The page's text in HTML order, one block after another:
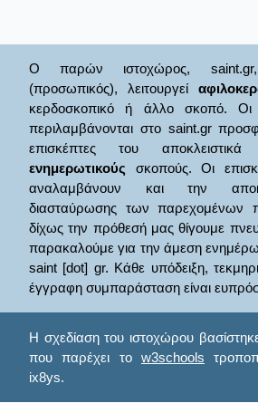
Ο παρών ιστοχώρος, saint.gr,
(προσωπικός), λειτουργεί
κερδοσκοπικό ή άλλο σκοπό. Οι
περιλαμβάνονται στο saint.gr
επισκέπτες του
ενημερωτικούς σκοπούς. Οι
αναλαμβάνουν και την
διασταύρωσης των παρεχομένων
δίχως την πρόθεσή μας θίγουμε
παρακαλούμε για την άμεση
saint [dot] gr. Κάθε υπόδειξη,
έγγραφη συμπαράσταση είναι
Η σχεδίαση του ιστοχώρου
που παρέχει το w3schools
ix8ys.